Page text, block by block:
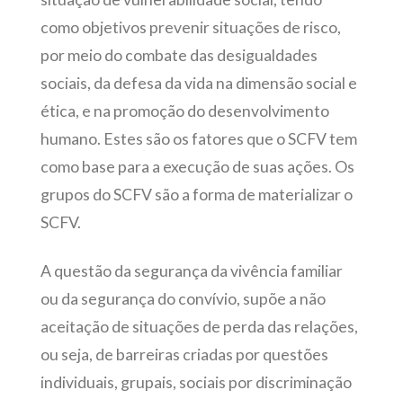
como objetivos prevenir situações de risco,
por meio do combate das desigualdades
sociais, da defesa da vida na dimensão social e
ética, e na promoção do desenvolvimento
humano. Estes são os fatores que o SCFV tem
como base para a execução de suas ações. Os
grupos do SCFV são a forma de materializar o
SCFV.
A questão da segurança da vivência familiar
ou da segurança do convívio, supõe a não
aceitação de situações de perda das relações,
ou seja, de barreiras criadas por questões
individuais, grupais, sociais por discriminação